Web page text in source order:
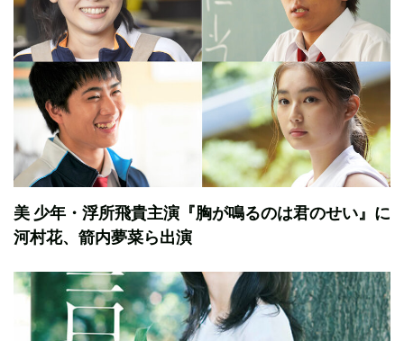
美 少年・浮所飛貴主演『胸が鳴るのは君のせい』に
河村花、箭内夢菜ら出演